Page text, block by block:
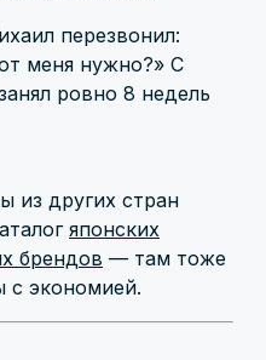
перезвонил:
меня нужно?» С
ровно 8 недель
из других стран
японских
брендов — там тоже
с экономией.